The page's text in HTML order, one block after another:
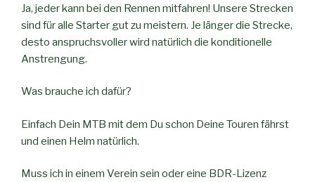
Ja, jeder kann bei den Rennen mitfahren! Unsere Strecken
sind für alle Starter gut zu meistern. Je länger die Strecke,
desto anspruchsvoller wird natürlich die konditionelle
Anstrengung.
Was brauche ich dafür?
Einfach Dein MTB mit dem Du schon Deine Touren fährst
und einen Helm natürlich.
Muss ich in einem Verein sein oder eine BDR-Lizenz